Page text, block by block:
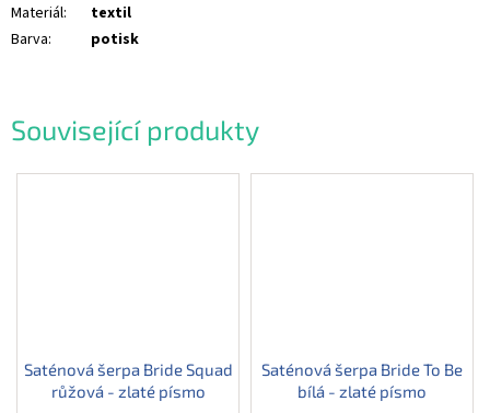
Související produkty
Saténová šerpa Bride Squad
růžová - zlaté písmo
Saténová šerpa Bride To Be
bílá - zlaté písmo
Materiál:
textil
Barva: potisk